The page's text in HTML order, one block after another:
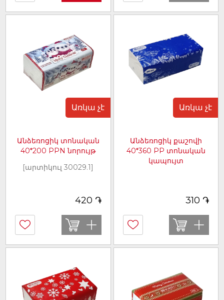
Առկա չէ
Անձեռոցիկ տոնական
40*200 PPN նորույթ
[արտիկուլ 30029.1]
420 ֏
Առկա չէ
Անձեռոցիկ քաշովի
40*360 PP տոնական
կապույտ
310 ֏